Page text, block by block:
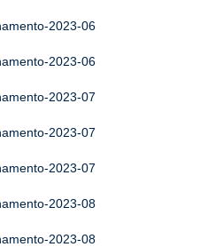
2023-06
2023-06
2023-07
2023-07
2023-07
2023-08
2023-08